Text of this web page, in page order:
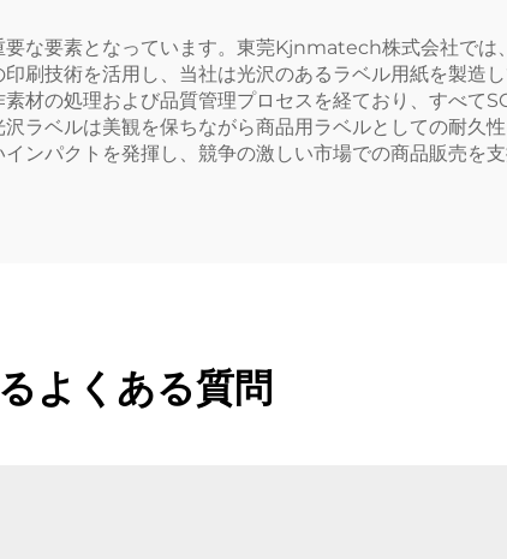
な要素となっています。東莞Kjnmatech株式会社では
刷技術を活用し、当社は光沢のあるラベル用紙を製造
材の処理および品質管理プロセスを経ており、すべて
ラベルは美観を保ちながら商品用ラベルとしての耐久
ンパクトを発揮し、競争の激しい市場での商品販売を支
よくある質問